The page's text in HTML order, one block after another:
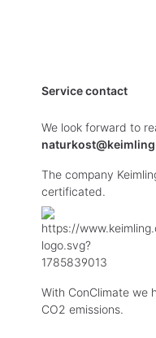
Service contact
We look forward to
The company
certificated.
With ConClimate we
CO2 emissions.